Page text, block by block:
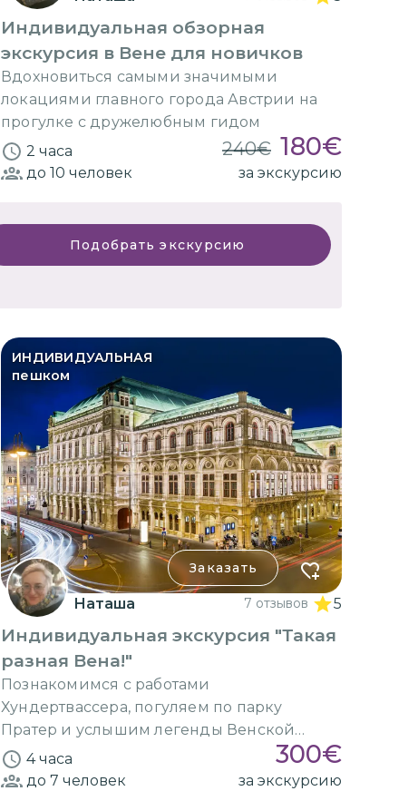
Индивидуальная обзорная
экскурсия в Вене для новичков
Вдохновиться самыми значимыми
локациями главного города Австрии на
прогулке с дружелюбным гидом
2 часа
240€ 180€
до 10 человек за экскурсию
Подобрать экскурсию
ИНДИВИДУАЛЬНАЯ
пешком
Заказать
Наташа 7 отзывов 5
Индивидуальная экскурсия "Такая
разная Вена!"
Познакомимся с работами
Хундертвассера, погуляем по парку
Пратер и услышим легенды Венской
оперы
4 часа 300€
до 7 человек за экскурсию